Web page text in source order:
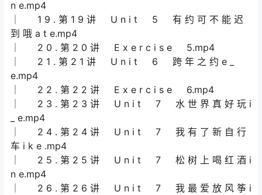
n e.mp4
│ 1 9 . 第 1 9 讲 U n i t 5 有 约 可 不 能 迟
到 哦 a t e.mp4
│ 2 0 . 第 2 0 讲 E x e r c i s e 5.mp4
│ 2 1 . 第 2 1 讲 U n i t 6 跨 年 之 约 e _
e.mp4
│ 2 2 . 第 2 2 讲 E x e r c i s e 6.mp4
│ 2 3 . 第 2 3 讲 U n i t 7 水 世 界 真 好 玩 i
_ e.mp4
│ 2 4 . 第 2 4 讲 U n i t 7 我 有 了 新 自 行
车 i k e .mp4
│ 2 5 . 第 2 5 讲 U n i t 7 松 树 上 喝 红 酒 i
n e.mp4
│ 2 6 . 第 2 6 讲 U n i t 7 我 最 爱 放 风 筝 i